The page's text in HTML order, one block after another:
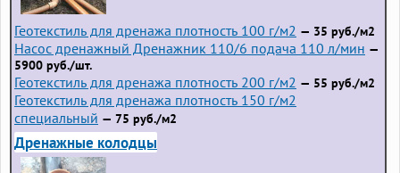
Геотекстиль для дренажа плотность 100 г/м2 — 35 руб./м2
Насос дренажный Дренажник 110/6 подача 110 л/мин —
5900 руб./шт.
Геотекстиль для дренажа плотность 200 г/м2 — 55 руб./м2
Геотекстиль для дренажа плотность 150 г/м2
специальный — 75 руб./м2
Дренажные колодцы